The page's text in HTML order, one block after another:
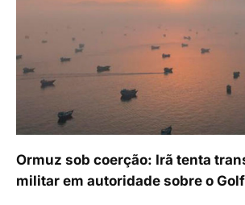
Ormuz sob coerção: Irã tenta
militar em autoridade sobre o